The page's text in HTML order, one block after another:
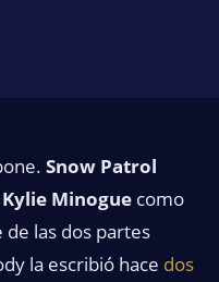
Snow Patrol
Kylie Minogue como
las dos partes
la escribió hace dos